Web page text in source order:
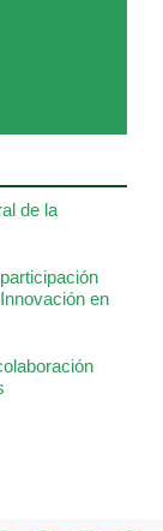
de la
en